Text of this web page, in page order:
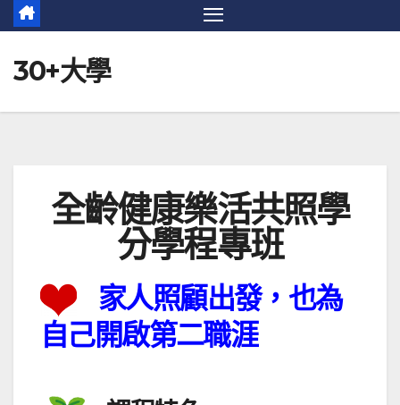
30+大學
全齡健康樂活共照學
分學程專班
家人照顧出發，也為
自己開啟第二職涯